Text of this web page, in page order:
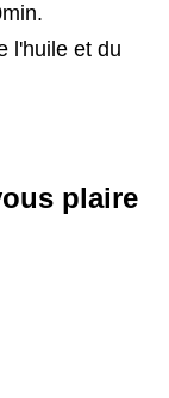
l'huile et du
plaire